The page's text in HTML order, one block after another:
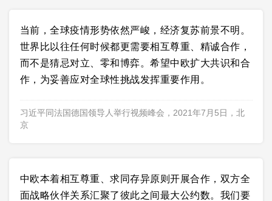
当前，全球疫情形势依然严峻，经济复苏前景不明。
世界比以往任何时候都更需要相互尊重、精诚合作，
而不是猜忌对立、零和博弈。希望中欧扩大共识和合
作，为妥善应对全球性挑战发挥重要作用。
习近平同法国德国领导人举行视频峰会，2021年7月5日，北
京
中欧本着相互尊重、求同存异原则开展合作，双方全
面战略伙伴关系汇聚了彼此之间最大公约数。我们要